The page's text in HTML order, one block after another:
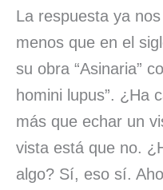
La respuesta ya
menos que en el
su obra “Asinaria”
homini lupus”. ¿Ha
más que echar un
vista está que no.
algo? Sí, eso sí.